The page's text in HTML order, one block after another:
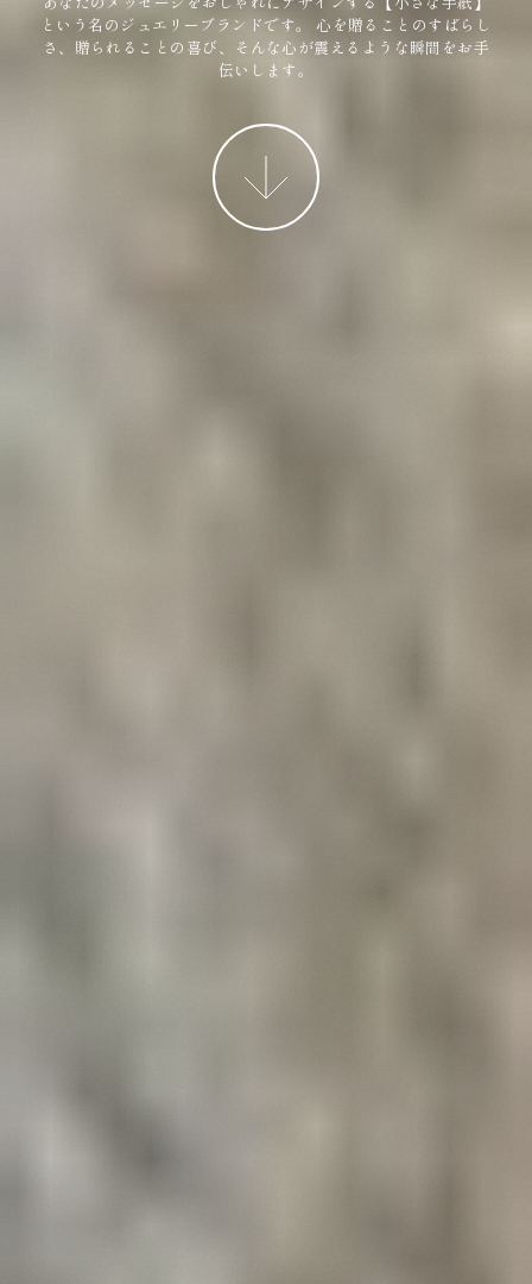
という名のジュエリーブランドです。
心を贈ることのすばらし
さ、贈られることの喜び、そんな心が震えるような瞬間をお手
伝いします。